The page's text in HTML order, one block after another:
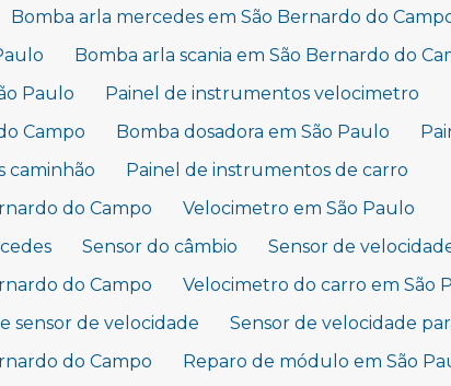
Bomba arla mercedes em São Bernardo do
Bomba arla scania em São Bernardo do
Paulo
Painel de instrumentos velocimetro
Campo
Bomba dosadora em São Paulo
caminhão
Painel de instrumentos de carro
do Campo
Velocimetro em São Paulo
Sensor do câmbio
Sensor de
do Campo
Velocimetro do carro em São
sensor de velocidade
Sensor de velocidade
do Campo
Reparo de módulo em São